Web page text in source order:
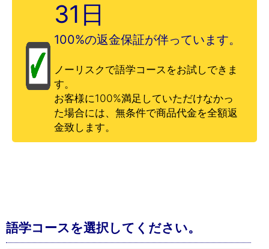
31日
100%の返金保証が伴っています。
ノーリスクで語学コースをお試しできま
す。
お客様に100%満足していただけなかっ
た場合には、無条件で商品代金を全額返
金致します。
語学コースを選択してください。